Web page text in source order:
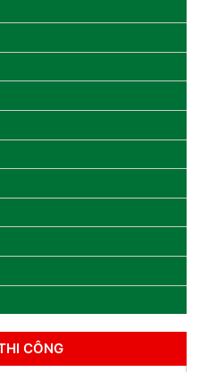
CÔNG